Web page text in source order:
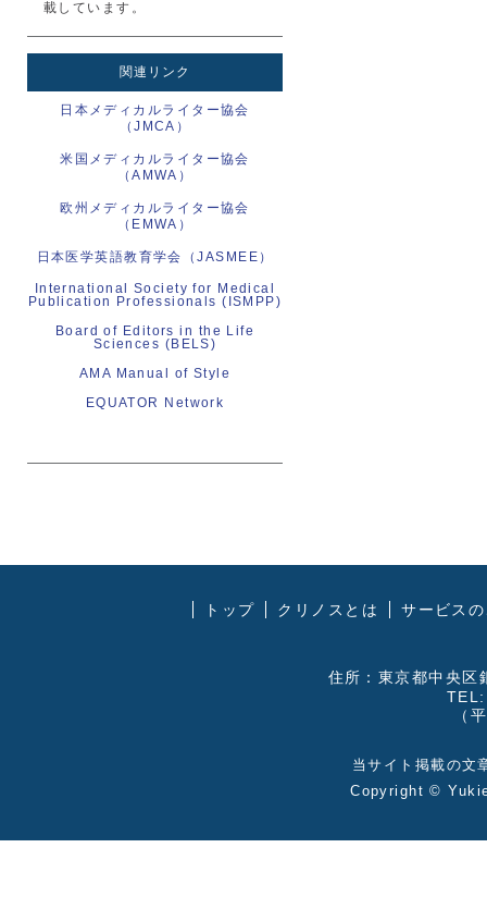
載しています。
関連リンク
日本メディカルライター協会
（JMCA）
米国メディカルライター協会
（AMWA）
欧州メディカルライター協会
（EMWA）
日本医学英語教育学会（JASMEE）
International Society for Medical
Publication Professionals (ISMPP)
Board of Editors in the Life
Sciences (BELS)
AMA Manual of Style
EQUATOR Network
トップ クリノスとは サービス
住所：東京都中央
（
当サイト掲載の文
Copyright ©